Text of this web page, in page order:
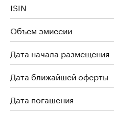
ISIN
Объем эмиссии
Дата начала размещения
Дата ближайшей оферты
Дата погашения